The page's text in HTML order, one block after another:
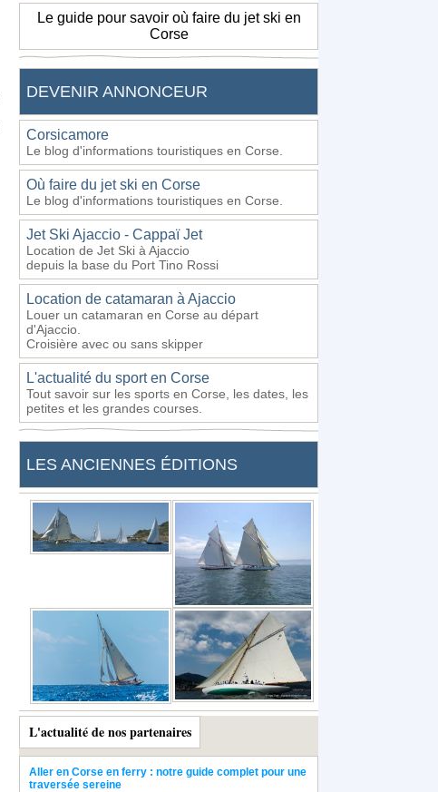
Le guide pour savoir où faire du jet ski en
Corse
DEVENIR ANNONCEUR
Corsicamore
Le blog d'informations touristiques en Corse.
Où faire du jet ski en Corse
Le blog d'informations touristiques en Corse.
Jet Ski Ajaccio - Cappaï Jet
Location de Jet Ski à Ajaccio
depuis la base du Port Tino Rossi
Location de catamaran à Ajaccio
Louer un catamaran en Corse au départ
d'Ajaccio.
Croisière avec ou sans skipper
L'actualité du sport en Corse
Tout savoir sur les sports en Corse, les dates, les
petites et les grandes courses.
LES ANCIENNES ÉDITIONS
L'actualité de nos partenaires
Aller en Corse en ferry : notre guide complet pour une
traversée sereine